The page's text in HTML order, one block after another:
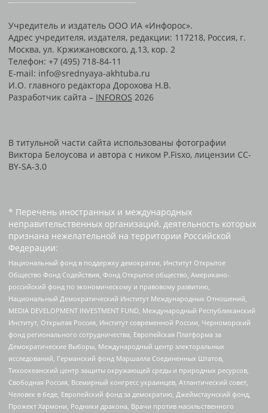
Учредитель и издатель ООО ИА «Инфорос».
Адрес учредителя, издателя, редакции: 117218, Россия, г.
Москва, ул. Кржижановского, д.13, кор. 2
Телефон: +7 (495) 718-84-11
E-mail: info@srednyaya-akhtuba.ru
И.О. главного редактора Дорохова Н.В.
Разработчик сайта – INFOROS 2026
В титульной части сайта использованы фотографии
Виктора Белоусова и автора с ником P.Fisxo, лицензии CC-
BY-SA-3.0
* Перечень иностранных и международных
неправительственных организаций, деятельность которых
признана нежелательной на территории Российской
Федерации:
Национальный фонд в поддержку демократии, Институт Открытое
Общество Фонд Содействия, Фонд Открытое общество, Американо-
российский фонд по экономическому и правовому развитию,
Национальный Демократический Институт Международных Отношений,
MEDIA DEVELOPMENT INVESTMENT FUND, Международный Республиканский
Институт, Открытая Россия, Институт современной России, Черноморский
фонд регионального сотрудничества, Европейская Платформа за
Демократические Выборы, Международный центр электоральных
исследований, Германский фонд Маршалла Соединенных Штатов,
Тихоокеанский центр защиты окружающей среды и природных ресурсов,
Свободная Россия, Всемирный конгресс украинцев, Атлантический совет,
Человек в беде, Европейский фонд за демократию, Джеймстаунский фонд,
Прожект Хармони, Родники дракона, Врачи против насильственного